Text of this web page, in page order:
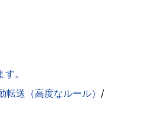
。
転送（高度なルール） /